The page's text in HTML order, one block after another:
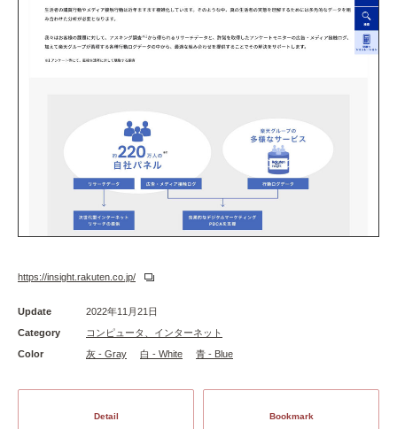
https://insight.rakuten.co.jp/
Update
2022年11月21日
Category
コンピュータ、インターネット
Color
灰 - Gray 白 - White 青 - Blue
Detail Bookmark